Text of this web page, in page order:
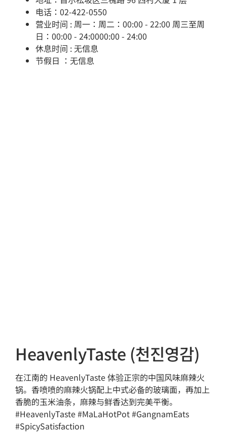
电话：02-422-0550
营业时间 : 周一：周二：00:00 - 22:00 周三至周
日：00:00 - 24:0000:00 - 24:00
休息时间 : 无信息
节假日 ：无信息
HeavenlyTaste (천진영감)
在江南的 HeavenlyTaste 体验正宗的中国风味麻辣火
锅。香喷喷的麻辣火锅配上中式必备的玻璃面，再加上
香脆的玉米油条，麻辣与鲜香达到完美平衡。
#HeavenlyTaste #MaLaHotPot #GangnamEats
#SpicySatisfaction